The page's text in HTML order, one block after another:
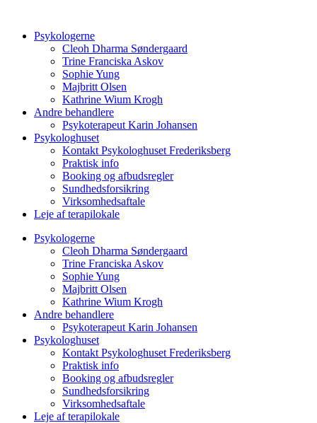
indholdPsykologerne
Cleoh Dharma Søndergaard
Trine Franciska Askov
Sophie Yung
Majbritt Olsen
Kathrine Wium Krogh
Andre behandlere
Psykoterapeut Karin Johansen
Psykologhuset
Kontakt Psykologhuset Frederiksberg
Praktisk info
Booking og afbudsregler
Sundhedsforsikring
Virksomhedsaftale
Leje af terapilokale
Psykologerne
Cleoh Dharma Søndergaard
Trine Franciska Askov
Sophie Yung
Majbritt Olsen
Kathrine Wium Krogh
Andre behandlere
Psykoterapeut Karin Johansen
Psykologhuset
Kontakt Psykologhuset Frederiksberg
Praktisk info
Booking og afbudsregler
Sundhedsforsikring
Virksomhedsaftale
Leje af terapilokale